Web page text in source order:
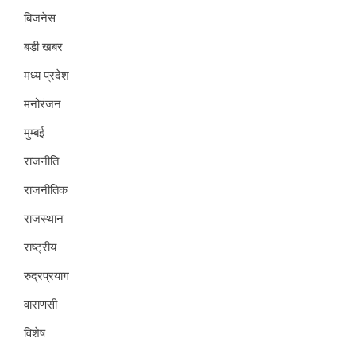
बिजनेस
बड़ी खबर
मध्य प्रदेश
मनोरंजन
मुम्बई
राजनीति
राजनीतिक
राजस्थान
राष्ट्रीय
रुद्रप्रयाग
वाराणसी
विशेष